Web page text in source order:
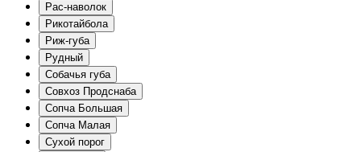
Рас-наволок
Рикотайбола
Риж-губа
Рудный
Собачья губа
Совхоз Продснаба
Сопча Большая
Сопча Малая
Сухой порог